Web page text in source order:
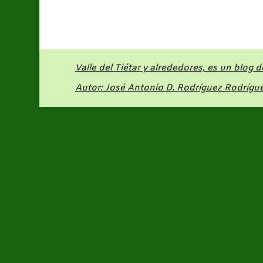
Valle del Tiétar y alrededores, es un blog
Autor: José Antonio D. Rodríguez